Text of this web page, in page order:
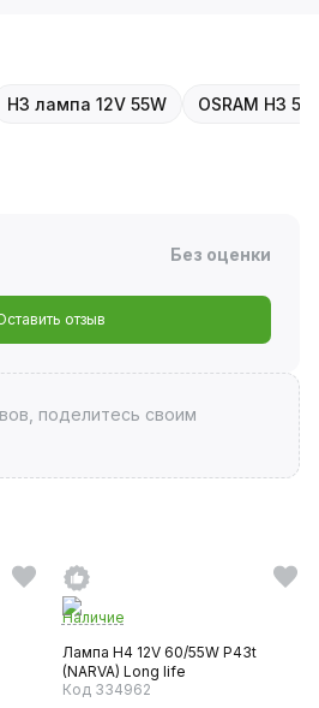
H3 лампа 12V 55W OSRAM H3
Без оценки
отзыв
поделитесь своим
Наличие
Лампа H4 12V 60/55W P43t
(NARVA) Long life
Код 334962